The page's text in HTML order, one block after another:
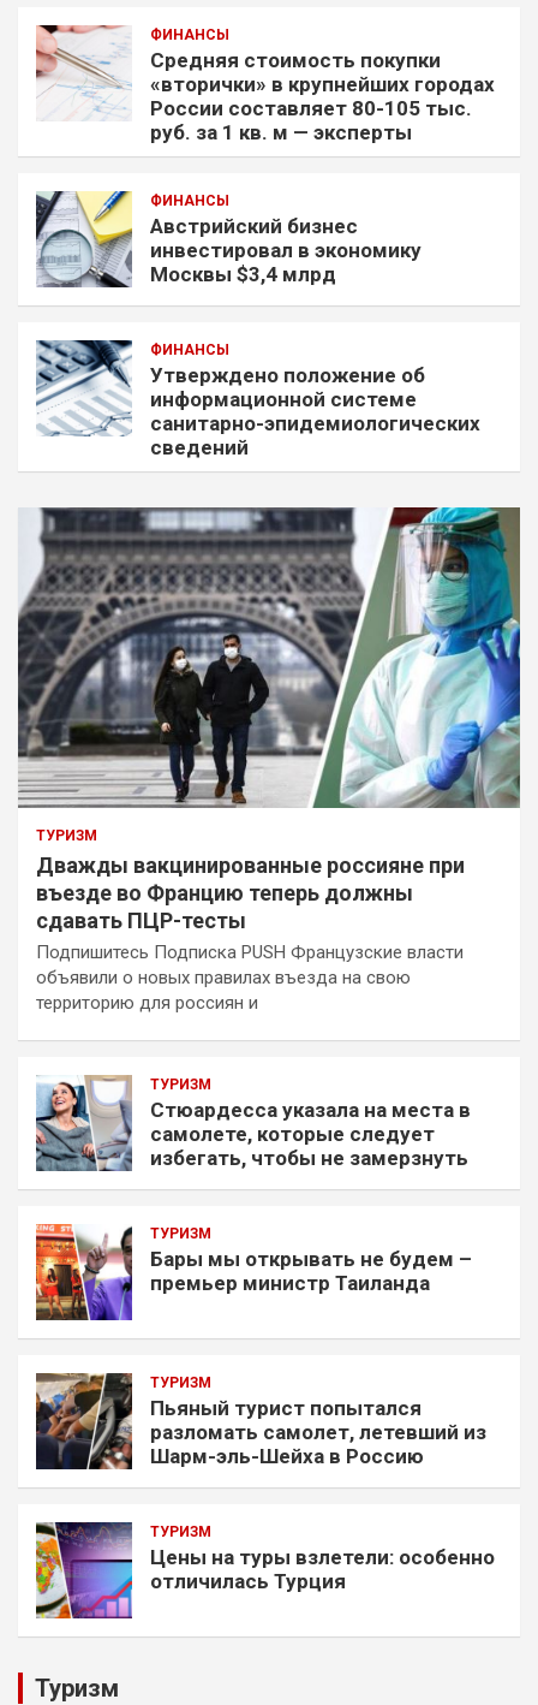
ФИНАНСЫ
Средняя стоимость покупки
«вторички» в крупнейших городах
России составляет 80-105 тыс.
руб. за 1 кв. м — эксперты
ФИНАНСЫ
Австрийский бизнес
инвестировал в экономику
Москвы $3,4 млрд
ФИНАНСЫ
Утверждено положение об
информационной системе
санитарно-эпидемиологических
сведений
ТУРИЗМ
Дважды вакцинированные россияне при
въезде во Францию теперь должны
сдавать ПЦР-тесты
Подпишитесь Подписка PUSH Французские власти
объявили о новых правилах въезда на свою
территорию для россиян и
ТУРИЗМ
Стюардесса указала на места в
самолете, которые следует
избегать, чтобы не замерзнуть
ТУРИЗМ
Бары мы открывать не будем –
премьер министр Таиланда
ТУРИЗМ
Пьяный турист попытался
разломать самолет, летевший из
Шарм-эль-Шейха в Россию
ТУРИЗМ
Цены на туры взлетели: особенно
отличилась Турция
Туризм